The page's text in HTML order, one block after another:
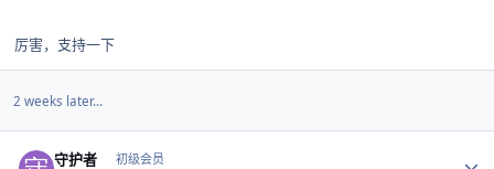
厉害，支持一下
2 weeks later...
守护者 初级会员